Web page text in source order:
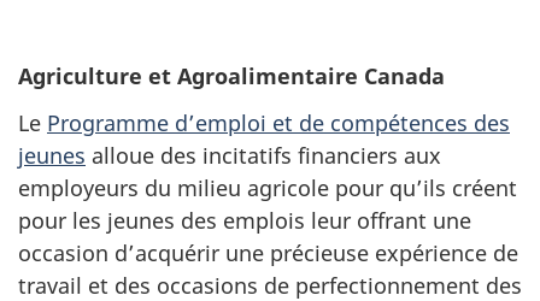
Agriculture et Agroalimentaire Canada
Le Programme d’emploi et de compétences des
jeunes alloue des incitatifs financiers aux
employeurs du milieu agricole pour qu’ils créent
pour les jeunes des emplois leur offrant une
occasion d’acquérir une précieuse expérience de
travail et des occasions de perfectionnement des